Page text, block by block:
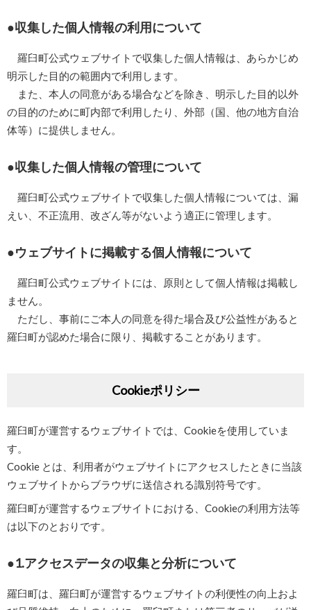
収集した個人情報の利用について
羅臼町公式ウェブサイトで収集した個人情報は、あらかじめ
明示した目的の範囲内で利用します。
また、本人の同意がある場合などを除き、明示した目的以外
の目的のために町内部で利用したり、外部（国、他の地方自治
体等）に提供しません。
収集した個人情報の管理について
羅臼町公式ウェブサイトで収集した個人情報については、漏
えい、不正流用、改ざん等がないよう適正に管理します。
ウェブサイトに掲載する個人情報について
羅臼町公式ウェブサイトには、原則として個人情報は掲載し
ません。
ただし、事前にご本人の同意を得た場合及び公益性があると
羅臼町が認めた場合に限り、掲載することがあります。
Cookieポリシー
羅臼町が運営するウェブサイトでは、Cookieを使用していま
す。
Cookie とは、利用者がウェブサイトにアクセスしたときに当該
ウェブサイトからブラウザに送信される識別符号です。
羅臼町が運営するウェブサイトにおける、Cookieの利用方法等
は以下のとおりです。
1.アクセスデータの収集と分析について
羅臼町は、羅臼町が運営するウェブサイトの利便性の向上およ